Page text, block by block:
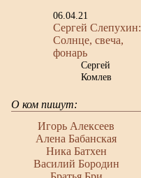
06.04.21
Сергей Слепухин:
Солнце, свеча,
фонарь
Сергей
Комлев
О ком пишут:
Игорь Алексеев
Алена Бабанская
Ника Батхен
Василий Бородин